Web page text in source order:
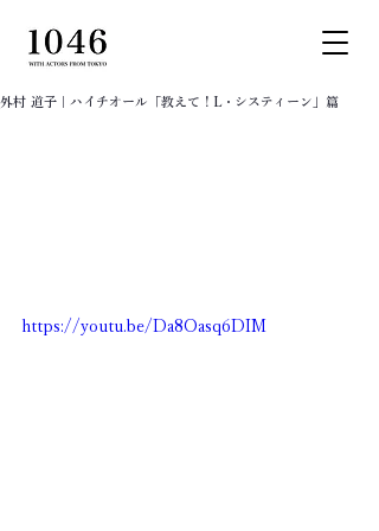
外村 道子｜ハイチオール「教えて！L・システィーン」篇
https://youtu.be/Da8Oasq6DIM